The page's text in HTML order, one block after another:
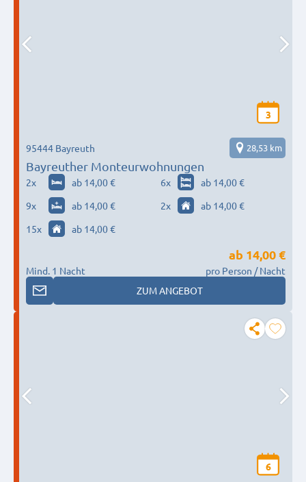
3
Bayreuther Monteurwohnungen
95444 Bayreuth 28,53 km
2x ab 14,00 € 6x
ab 14,00 €
9x ab 14,00 € 2x
ab 14,00 €
15x ab 14,00 €
Mind. 1 Nacht
ab 14,00 €
pro Person / Nacht
ZUM ANGEBOT
6